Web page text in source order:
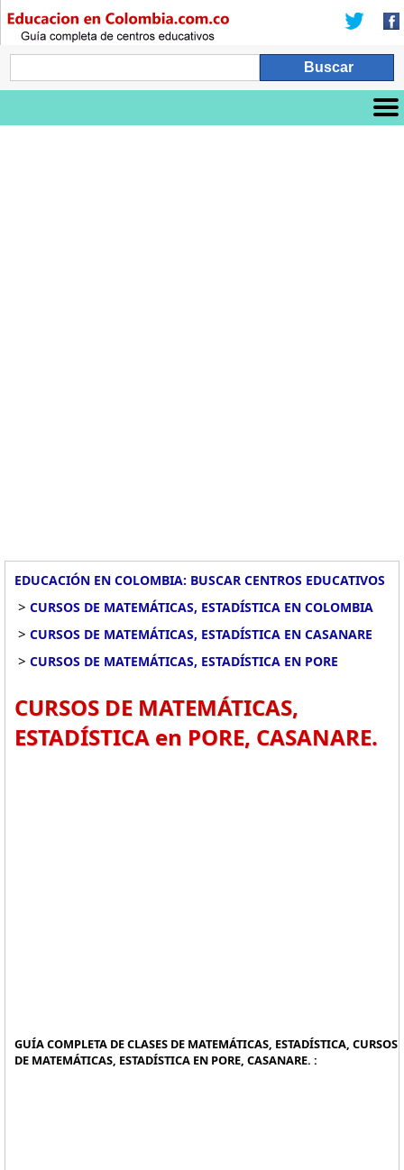
EDUCACIÓN EN COLOMBIA: BUSCAR CENTROS EDUCATIVOS
> CURSOS DE MATEMÁTICAS, ESTADÍSTICA EN COLOMBIA
> CURSOS DE MATEMÁTICAS, ESTADÍSTICA EN CASANARE
> CURSOS DE MATEMÁTICAS, ESTADÍSTICA EN PORE
CURSOS DE MATEMÁTICAS,
ESTADÍSTICA en PORE, CASANARE.
GUÍA COMPLETA DE CLASES DE MATEMÁTICAS, ESTADÍSTICA, CURSOS
DE MATEMÁTICAS, ESTADÍSTICA EN PORE, CASANARE. :